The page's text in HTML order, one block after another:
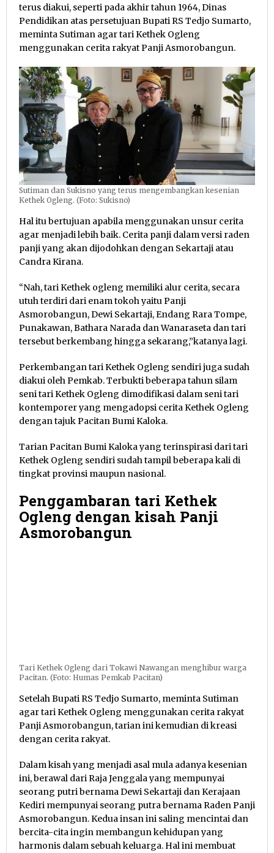
terus diakui, seperti pada akhir tahun 1964, Dinas
Pendidikan atas persetujuan Bupati RS Tedjo Sumarto,
meminta Sutiman agar tari Kethek Ogleng
menggunakan cerita rakyat Panji Asmorobangun.
Sutiman dan Sukisno yang terus mengembangkan kesenian
Kethek Ogleng. (Foto: Sukisno)
Hal itu bertujuan apabila menggunakan unsur cerita
agar menjadi lebih baik. Cerita panji dalam versi raden
panji yang akan dijodohkan dengan Sekartaji atau
Candra Kirana.
“Nah, tari Kethek ogleng memiliki alur cerita, secara
utuh terdiri dari enam tokoh yaitu Panji
Asmorobangun, Dewi Sekartaji, Endang Rara Tompe,
Punakawan, Bathara Narada dan Wanaraseta dan tari
tersebut berkembang hingga sekarang,”katanya lagi.
Perkembangan tari Kethek Ogleng sendiri juga sudah
diakui oleh Pemkab. Terbukti beberapa tahun silam
seni tari Kethek Ogleng dimodifikasi dalam seni tari
kontemporer yang mengadopsi cerita Kethek Ogleng
dengan tajuk Pacitan Bumi Kaloka.
Tarian Pacitan Bumi Kaloka yang terinspirasi dari tari
Kethek Ogleng sendiri sudah tampil beberapa kali di
tingkat provinsi maupun nasional.
Penggambaran tari Kethek
Ogleng dengan kisah Panji
Asmorobangun
Tari Kethek Ogleng dari Tokawi Nawangan menghibur warga
Pacitan. (Foto: Humas Pemkab Pacitan)
Setelah Bupati RS Tedjo Sumarto, meminta Sutiman
agar tari Kethek Ogleng menggunakan cerita rakyat
Panji Asmorobangun, tarian ini kemudian di kreasi
dengan cerita rakyat.
Dalam kisah yang menjadi asal mula adanya kesenian
ini, berawal dari Raja Jenggala yang mempunyai
seorang putri bernama Dewi Sekartaji dan Kerajaan
Kediri mempunyai seorang putra bernama Raden Panji
Asmorobangun. Kedua insan ini saling mencintai dan
bercita-cita ingin membangun kehidupan yang
harmonis dalam sebuah keluarga. Hal ini membuat